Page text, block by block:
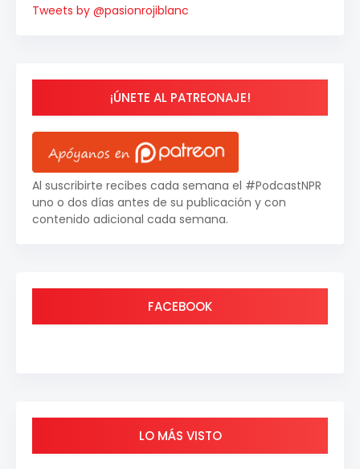
Tweets by @pasionrojiblanc
¡ÚNETE AL PATREONAJE!
Al suscribirte recibes cada semana el #PodcastNPR
uno o dos días antes de su publicación y con
contenido adicional cada semana.
FACEBOOK
LO MÁS VISTO